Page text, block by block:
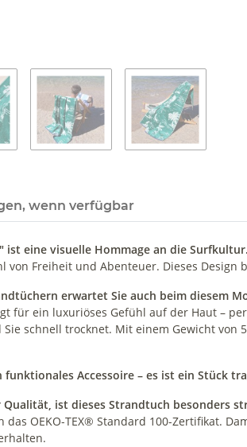
wenn verfügbar
ist eine visuelle Hommage an die Surfkultur.
von Freiheit und Abenteuer. Dieses
erwartet Sie auch beim diesem
für ein luxuriöses Gefühl auf der Haut –
schnell trocknet. Mit einem Gewicht von
Accessoire – es ist ein Stück
ist dieses Strandtuch besonders
OEKO-TEX® Standard 100-Zertifikat.